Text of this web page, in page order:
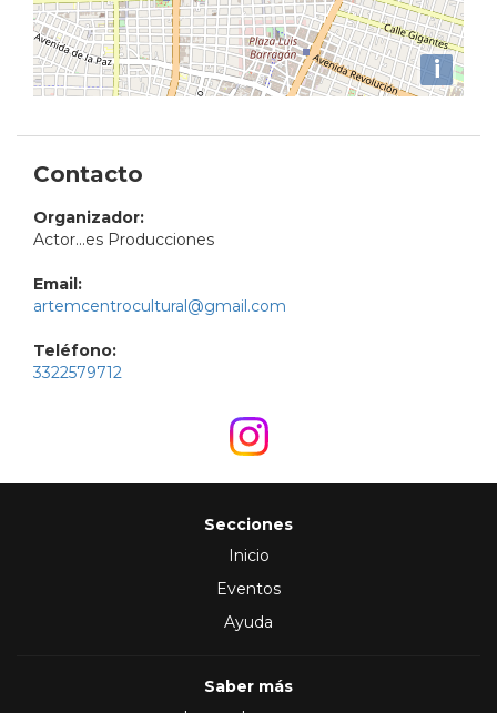
i
Contacto
Organizador:
Actor...es Producciones
Email:
artemcentrocultural@gmail.com
Teléfono:
3322579712
Secciones
Inicio
Eventos
Ayuda
Saber más